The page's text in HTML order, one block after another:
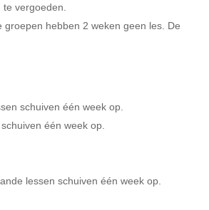
vergoeden.
hebben 2 weken geen les. De
schuiven één week op.
één week op.
lessen schuiven één week op.